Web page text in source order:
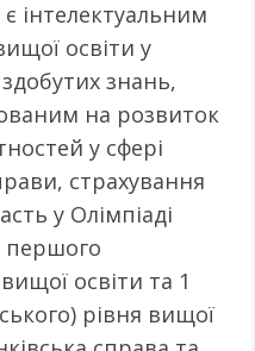
інтелектуальним
освіти у
знань,
на розвиток
у сфері
страхування
у Олімпіаді
першого
освіти та 1
рівня вищої